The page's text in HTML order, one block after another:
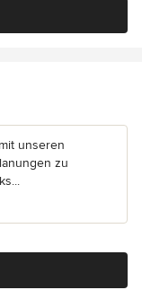
unseren
zu